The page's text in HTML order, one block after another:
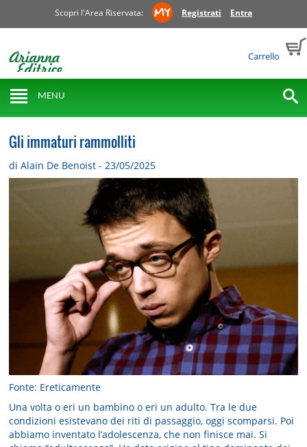
Scopri l'Area Riservata: Registrati Entra
Carrello
MENU
Gli immaturi rammolliti
di Alain De Benoist - 23/05/2025
Fonte: Ereticamente
Una volta o eri un bambino o eri un adulto. Tra le due
condizioni esistevano dei riti di passaggio, oggi scomparsi. Poi
abbiamo inventato l’adolescenza, che non finisce mai. Si